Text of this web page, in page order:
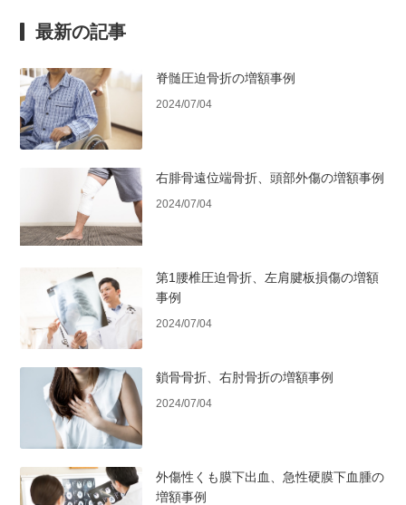
最新の記事
脊髄圧迫骨折の増額事例
2024/07/04
右腓骨遠位端骨折、頭部外傷の増額事例
2024/07/04
第1腰椎圧迫骨折、左肩腱板損傷の増額
事例
2024/07/04
鎖骨骨折、右肘骨折の増額事例
2024/07/04
外傷性くも膜下出血、急性硬膜下血腫の
増額事例